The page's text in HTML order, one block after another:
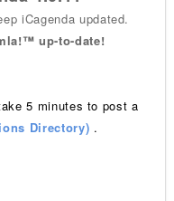
iCagenda updated.
up-to-date!
5 minutes to post a
Directory) .